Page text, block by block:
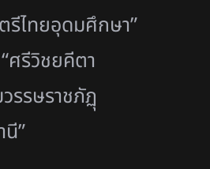
รีไทยอุดมศึกษา”
ศรีวิชยคีตา
รษราชภัฏุ
”